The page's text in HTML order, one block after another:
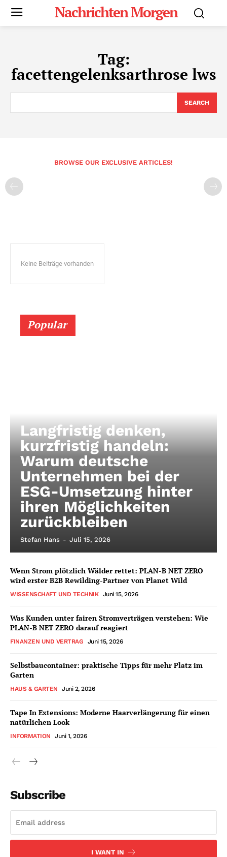
Nachrichten Morgen
Tag:
facettengelenksarthrose lws
SEARCH
BROWSE OUR EXCLUSIVE ARTICLES!
Keine Beiträge vorhanden
Popular
Langfristig denken,
kurzfristig handeln:
Warum deutsche
Unternehmen bei der
ESG-Umsetzung hinter
ihren Möglichkeiten
zurückbleiben
Stefan Hans - Juli 15, 2026
Wenn Strom plötzlich Wälder rettet: PLAN-B NET ZERO
wird erster B2B Rewilding-Partner von Planet Wild
WISSENSCHAFT UND TECHNIK Juni 15, 2026
Was Kunden unter fairen Stromverträgen verstehen: Wie
PLAN-B NET ZERO darauf reagiert
FINANZEN UND VERTRAG Juni 15, 2026
Selbstbaucontainer: praktische Tipps für mehr Platz im
Garten
HAUS & GARTEN Juni 2, 2026
Tape In Extensions: Moderne Haarverlängerung für einen
natürlichen Look
INFORMATION Juni 1, 2026
Subscribe
I WANT IN